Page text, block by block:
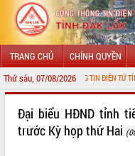
TRANG CHỦ CHÍNH QUYỀN
Thứ sáu, 07/08/2026
CỔNG THÔNG TIN ĐIỆN TỬ TỈNH ĐẮK
LÃNH ĐẠO UBND TỈNH
Đại biểu HĐND tỉnh
trước Kỳ họp thứ Hai